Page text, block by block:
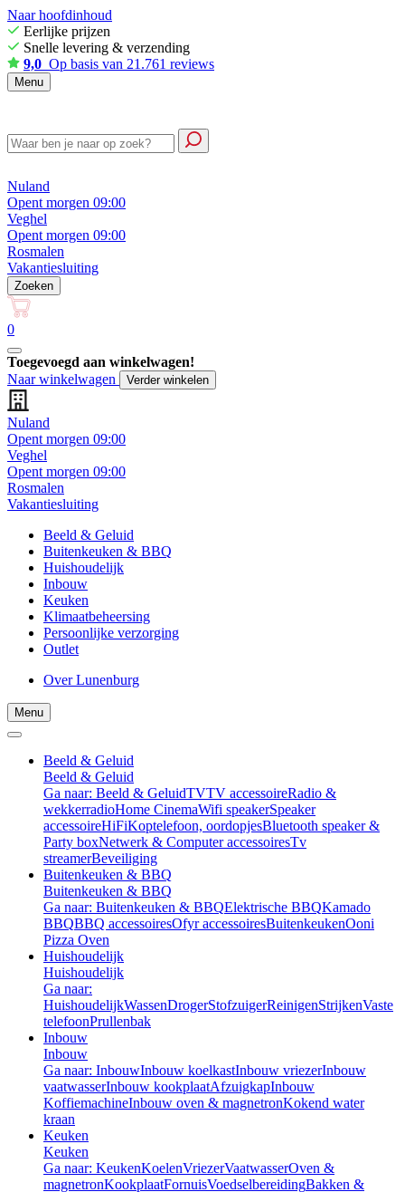
Naar hoofdinhoud
Eerlijke prijzen
Snelle levering & verzending
9,0 Op basis van 21.761 reviews
Menu
Nuland
Opent morgen 09:00
Veghel
Opent morgen 09:00
Rosmalen
Vakantiesluiting
Zoeken
0
Toegevoegd aan winkelwagen!
Naar winkelwagen
Verder winkelen
Nuland
Opent morgen 09:00
Veghel
Opent morgen 09:00
Rosmalen
Vakantiesluiting
Beeld & Geluid
Buitenkeuken & BBQ
Huishoudelijk
Inbouw
Keuken
Klimaatbeheersing
Persoonlijke verzorging
Outlet
Over Lunenburg
Menu
Beeld & Geluid
Beeld & Geluid
Ga naar: Beeld & GeluidTVTV accessoireRadio &
wekkerradioHome CinemaWifi speakerSpeaker
accessoireHiFiKoptelefoon, oordopjesBluetooth speaker &
Party boxNetwerk & Computer accessoiresTv
streamerBeveiliging
Buitenkeuken & BBQ
Buitenkeuken & BBQ
Ga naar: Buitenkeuken & BBQElektrische BBQKamado
BBQBBQ accessoiresOfyr accessoiresBuitenkeukenOoni
Pizza Oven
Huishoudelijk
Huishoudelijk
Ga naar:
HuishoudelijkWassenDrogerStofzuigerReinigenStrijkenVaste
telefoonPrullenbak
Inbouw
Inbouw
Ga naar: InbouwInbouw koelkastInbouw vriezerInbouw
vaatwasserInbouw kookplaatAfzuigkapInbouw
KoffiemachineInbouw oven & magnetronKokend water
kraan
Keuken
Keuken
Ga naar: KeukenKoelenVriezerVaatwasserOven &
magnetronKookplaatFornuisVoedselbereidingBakken &